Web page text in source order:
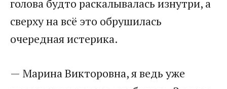
голова будто раскалывалась изнутри, а
сверху на всё это обрушилась
очередная истерика.
— Марина Викторовна, я ведь уже